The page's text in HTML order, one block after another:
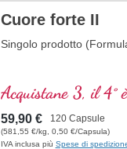
Cuore forte II
Singolo prodotto
Acquistane 3, il 4°
59,90 € 120 Capsule
(581,55 €/kg, 0,50 €/Capsula)
IVA inclusa più Spese di